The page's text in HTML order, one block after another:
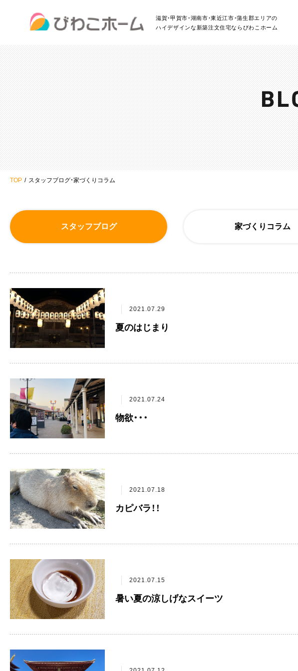
滋賀・甲賀市・湖南市・東近江市・蒲生郡エリアの
ハイデザインな新築注文住宅ならびわこホーム
TOP スタッフブログ・家づくりコラム
スタッフブログ 家づくりコラム
2021.07.29
夏のはじまり
2021.07.24
物欲・・・
2021.07.18
カピバラ！！
2021.07.15
暑い夏の涼しげなスイーツ